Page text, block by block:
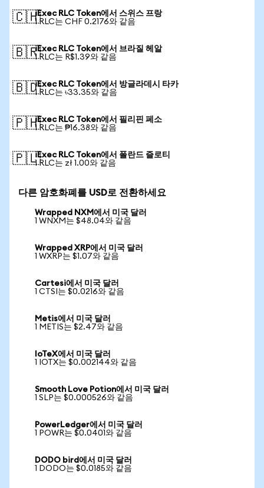
🇨🇭iExec RLC Token에서 스위스 프랑
1 RLC는 CHF 0.2176와 같음
🇧🇷iExec RLC Token에서 브라질 헤알
1 RLC는 R$1.39와 같음
🇧🇩iExec RLC Token에서 방글라데시 타카
1 RLC는 ৳33.35와 같음
🇵🇭iExec RLC Token에서 필리핀 페소
1 RLC는 ₱16.38와 같음
🇵🇱iExec RLC Token에서 폴란드 즐로티
1 RLC는 zł 1.00와 같음
다른 암호화폐를 USD로 전환하세요
Wrapped NXM에서 미국 달러
1 WNXM는 $48.04와 같음
Wrapped XRP에서 미국 달러
1 WXRP는 $1.07와 같음
Cartesi에서 미국 달러
1 CTSI는 $0.0216와 같음
Metis에서 미국 달러
1 METIS는 $2.47와 같음
IoTeX에서 미국 달러
1 IOTX는 $0.002144와 같음
Smooth Love Potion에서 미국 달러
1 SLP는 $0.000526와 같음
PowerLedger에서 미국 달러
1 POWR는 $0.0401와 같음
DODO bird에서 미국 달러
1 DODO는 $0.0185와 같음